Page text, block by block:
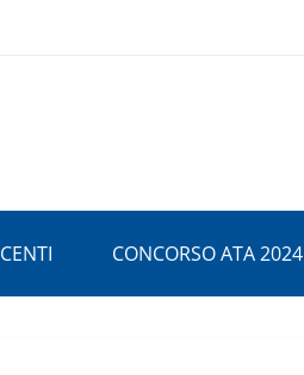
CONCORSO ATA 2024